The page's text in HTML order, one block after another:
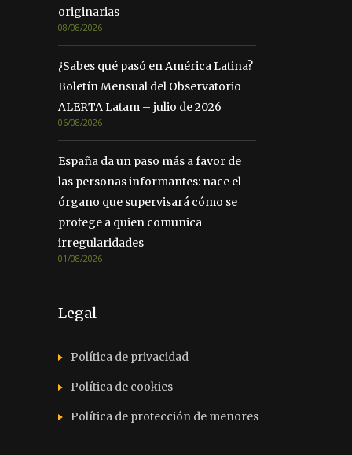
originarias
08/08/2026
¿Sabes qué pasó en América Latina?
Boletín Mensual del Observatorio
ALERTA Latam – julio de 2026
06/08/2026
España da un paso más a favor de
las personas informantes: nace el
órgano que supervisará cómo se
protege a quien comunica
irregularidades
01/08/2026
Legal
Política de privacidad
Política de cookies
Política de protección de menores